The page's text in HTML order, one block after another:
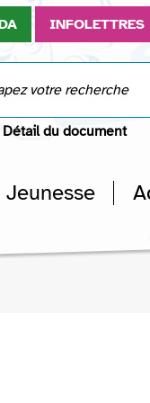
INFOLETTRES
Détail du document
Jeunesse